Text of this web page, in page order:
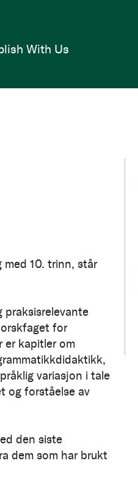
With Us
10. trinn, står
praksisrelevante
for
er kapitler om
variasjon i tale
og forståelse av
den siste
dem som har brukt